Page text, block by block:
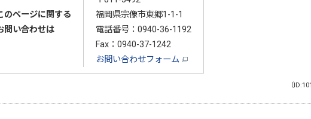
のページに関する
問い合わせは
福岡県宗像市東郷1-1-1
電話番号： 0940-36-1192
Fax：0940-37-1242
お問い合わせフォーム
（